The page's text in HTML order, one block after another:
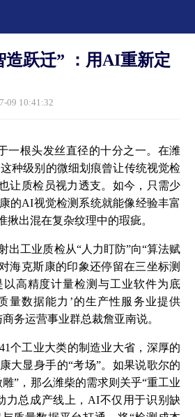
造跃迁” ：用AI重新定
09 10:41:32
一根头发丝直径的十分之一。在潍
种级别的微细划痕曾让传统视觉检
让质检员视力透支。如今，只需少
的AI视觉检测系统就能像经验丰富
揪出混在复杂纹理中的瑕疵。
出工业质检从“人力盯防”向“算法赋
海克斯康的印象还停留在三坐标测
高精度计量检测与工业软件为底
量数据能力’的生产性服务业提供
务运营事业群总裁詹亚南说。
个工业大类的制造业大省，深厚的
大显身手的“考场”。如果说歌尔的
”，那么潍柴的需求则关乎“重工业
力总成产线上，AI不仅用于识别缺